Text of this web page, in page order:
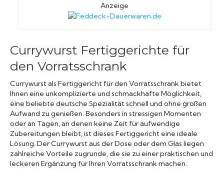
Anzeige
Currywurst Fertiggerichte für
den Vorratsschrank
Currywurst als Fertiggericht für den Vorratsschrank bietet
Ihnen eine unkomplizierte und schmackhafte Möglichkeit,
eine beliebte deutsche Spezialität schnell und ohne großen
Aufwand zu genießen. Besonders in stressigen Momenten
oder an Tagen, an denen keine Zeit für aufwendige
Zubereitungen bleibt, ist dieses Fertiggericht eine ideale
Lösung. Der Currywurst aus der Dose oder dem Glas liegen
zahlreiche Vorteile zugrunde, die sie zu einer praktischen und
leckeren Ergänzung für Ihren Vorratsschrank machen.